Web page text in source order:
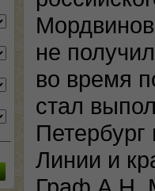
не
во время
стал
Линии и